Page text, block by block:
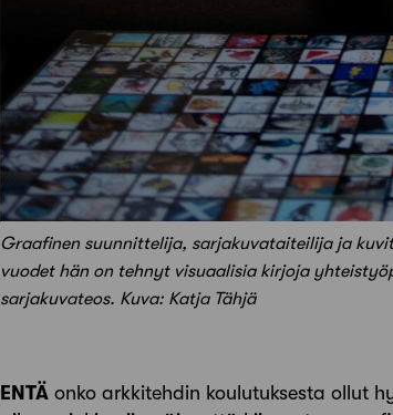
Graafinen suunnittelija, sarjakuvataiteilija ja
vuodet hän on tehnyt visuaalisia kirjoja
sarjakuvateos. Kuva: Katja Tähjä
ENTÄ onko arkkitehdin koulutuksesta ollut